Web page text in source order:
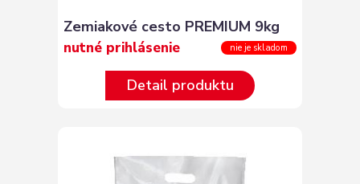
Zemiakové cesto PREMIUM 9kg
nutné prihlásenie nie je skladom
Detail produktu